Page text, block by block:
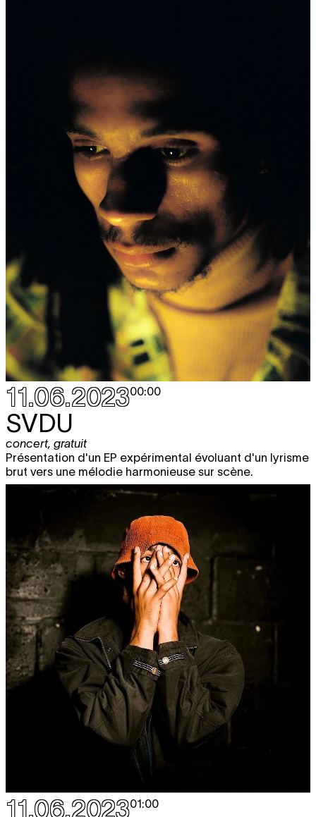
11.06.202300:00
SVDU
concert, gratuit
Présentation d'un EP expérimental évoluant d'un lyrisme
brut vers une mélodie harmonieuse sur scène.
11.06.202301:00